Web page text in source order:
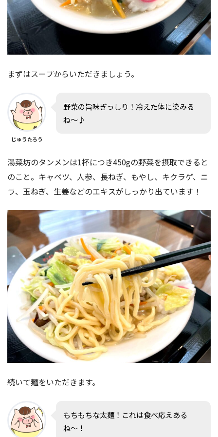
まずはスープからいただきましょう。
じゅうたろう
野菜の旨味ぎっしり！冷えた体に染みる
ね〜♪
湯菜坊のタンメンは1杯につき450gの野菜を摂取できると
のこと。キャベツ、人参、長ねぎ、もやし、キクラゲ、ニ
ラ、玉ねぎ、生姜などのエキスがしっかり出ています！
続いて麺をいただきます。
もちもちな太麺！これは食べ応えある
ね〜！